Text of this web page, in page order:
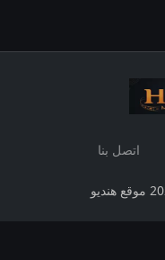
اتصل بنا